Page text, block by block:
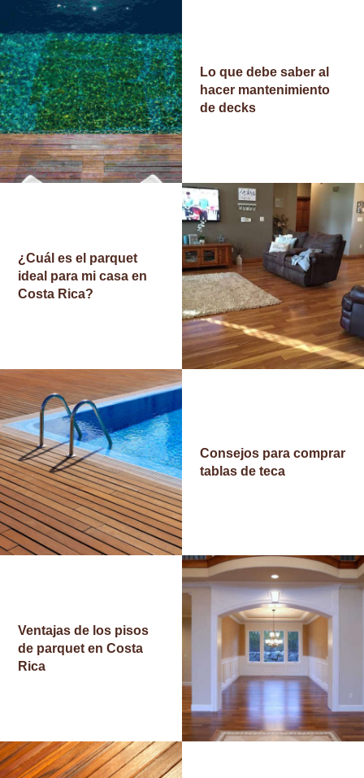
I
N
I
C
I
O
S
O
T
Lo que debe saber al
hacer mantenimiento
de decks
¿Cuál es el parquet
ideal para mi casa en
Costa Rica?
Consejos para comprar
tablas de teca
Ventajas de los pisos
de parquet en Costa
Rica